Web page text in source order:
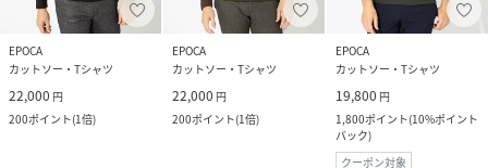
EPOCA
カットソー・Tシャツ
22,000 円
200ポイント(1倍)
EPOCA
カットソー・Tシャツ
22,000 円
200ポイント(1倍)
EPOCA
カットソー・Tシャツ
19,800 円
1,800ポイント(10%ポイント
バック)
クーポン対象